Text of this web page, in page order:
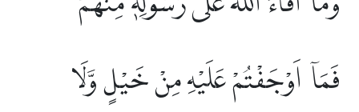
فَمَآ اَوْجَفْتُمْ عَلَيْهِ مِنْ خَيْلٍ وَّلَا